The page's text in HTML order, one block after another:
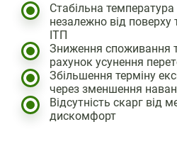
Стабільна температура
незалежно від поверху
ІТП
Зниження споживання
рахунок усунення
Збільшення терміну
через зменшення
Відсутність скарг від
дискомфорт